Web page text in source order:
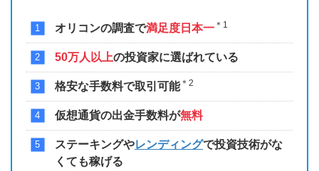
オリコンの調査で満足度日本一 ＊1
50万人以上の投資家に選ばれている
格安な手数料で取引可能＊2
仮想通貨の出金手数料が無料
ステーキングやレンディングで投資技術がな
くても稼げる